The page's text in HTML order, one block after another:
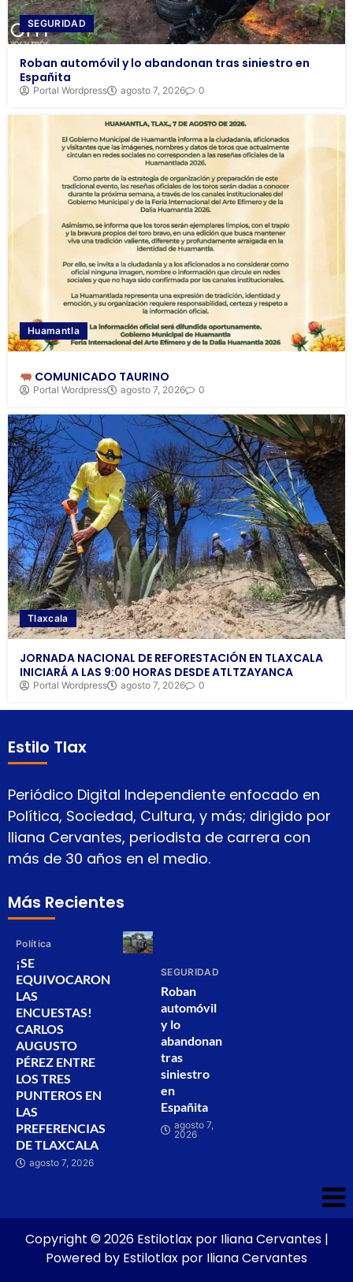
SEGURIDAD
Roban automóvil y lo abandonan tras siniestro en
Españita
Portal Wordpress agosto 7, 2026 0
Huamantla
COMUNICADO TAURINO
Portal Wordpress agosto 7, 2026 0
Tlaxcala
JORNADA NACIONAL DE REFORESTACIÓN EN TLAXCALA
INICIARÁ A LAS 9:00 HORAS DESDE ATLTZAYANCA
Portal Wordpress agosto 7, 2026 0
Estilo Tlax
Periódico Digital Independiente enfocado en
Política, Sociedad, Cultura, y más; dirigido por
Iliana Cervantes, periodista de carrera con
más de 30 años en el medio.
Más Recientes
Política
¡SE
EQUIVOCARON
LAS
ENCUESTAS!
CARLOS
AUGUSTO
PÉREZ ENTRE
LOS TRES
PUNTEROS EN
LAS
PREFERENCIAS
DE TLAXCALA
agosto 7, 2026
SEGURIDAD
Roban
automóvil
y lo
abandonan
tras
siniestro
en
Españita
agosto 7,
2026
Copyright © 2026 Estilotlax por Iliana Cervantes |
Powered by Estilotlax por Iliana Cervantes